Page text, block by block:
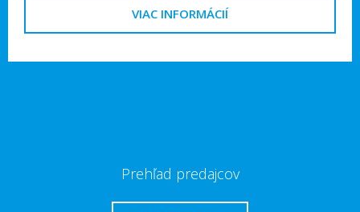
VIAC INFORMÁCIÍ
Prehľad predajcov